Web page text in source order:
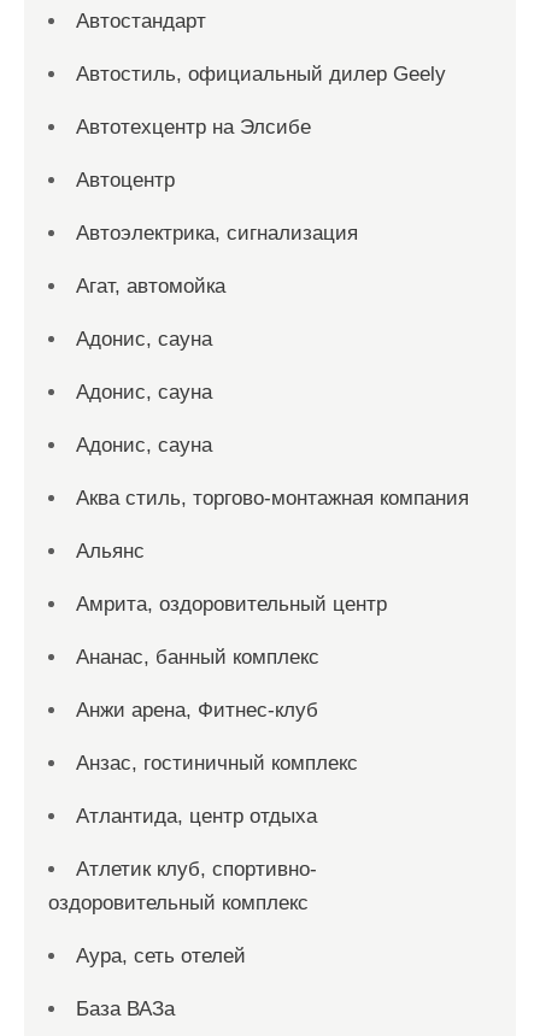
Автостандарт
Автостиль, официальный дилер Geely
Автотехцентр на Элсибе
Автоцентр
Автоэлектрика, сигнализация
Агат, автомойка
Адонис, сауна
Адонис, сауна
Адонис, сауна
Аква стиль, торгово-монтажная компания
Альянс
Амрита, оздоровительный центр
Ананас, банный комплекс
Анжи арена, Фитнес-клуб
Анзас, гостиничный комплекс
Атлантида, центр отдыха
Атлетик клуб, спортивно-
оздоровительный комплекс
Аура, сеть отелей
База ВАЗа